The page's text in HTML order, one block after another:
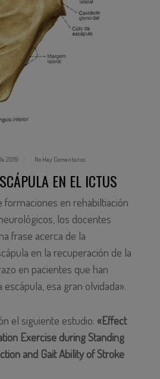
2019 No Hay Comentarios
EN EL ICTUS
formaciones en rehabiltiación
los docentes
frase acerca de la
en la recuperación de la
en pacientes que han
esa gran olvidada».
el siguiente estudio: «Effect
Exercise during Standing
and Gait Ability of Stroke